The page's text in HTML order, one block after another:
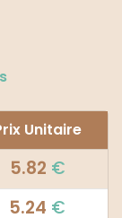
Unitaire
5.82 €
5.24 €